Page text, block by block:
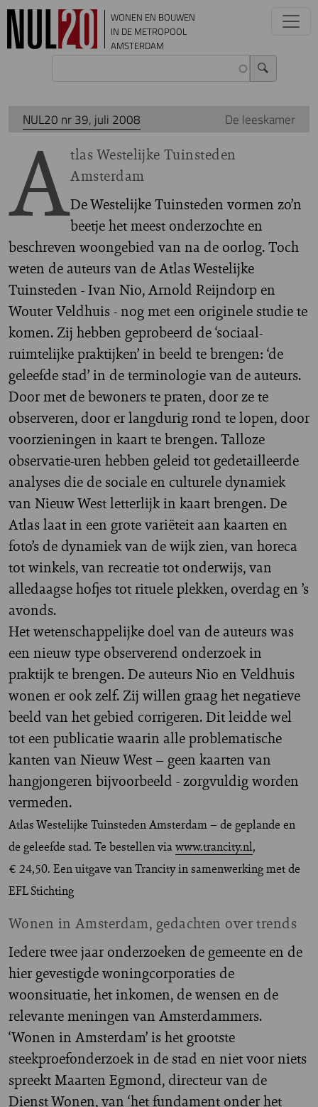
Overslaan en naar de inhoud gaan
WONEN EN BOUWEN
IN DE METROPOOL
AMSTERDAM
NUL20 nr 39, juli 2008 De leeskamer
Atlas Westelijke Tuinsteden
Amsterdam
De Westelijke Tuinsteden vormen zo’n
beetje het meest onderzochte en
beschreven woongebied van na de oorlog. Toch
weten de auteurs van de Atlas Westelijke
Tuinsteden - Ivan Nio, Arnold Reijndorp en
Wouter Veldhuis - nog met een originele studie te
komen. Zij hebben geprobeerd de ‘sociaal-
ruimtelijke praktijken’ in beeld te brengen: ‘de
geleefde stad’ in de terminologie van de auteurs.
Door met de bewoners te praten, door ze te
observeren, door er langdurig rond te lopen, door
voorzieningen in kaart te brengen. Talloze
observatie-uren hebben geleid tot gedetailleerde
analyses die de sociale en culturele dynamiek
van Nieuw West letterlijk in kaart brengen. De
Atlas laat in een grote variëteit aan kaarten en
foto’s de dynamiek van de wijk zien, van horeca
tot winkels, van recreatie tot onderwijs, van
alledaagse hofjes tot rituele plekken, overdag en ’s
avonds.
Het wetenschappelijke doel van de auteurs was
een nieuw type observerend onderzoek in
praktijk te brengen. De auteurs Nio en Veldhuis
wonen er ook zelf. Zij willen graag het negatieve
beeld van het gebied corrigeren. Dit leidde wel
tot een publicatie waarin alle problematische
kanten van Nieuw West – geen kaarten van
hangjongeren bijvoorbeeld - zorgvuldig worden
vermeden.
Atlas Westelijke Tuinsteden Amsterdam – de geplande en
de geleefde stad. Te bestellen viawww.trancity.nl,
€ 24,50. Een uitgave van Trancity in samenwerking met de
EFL Stichting
Wonen in Amsterdam, gedachten over trends
Iedere twee jaar onderzoeken de gemeente en de
hier gevestigde woningcorporaties de
woonsituatie, het inkomen, de wensen en de
relevante meningen van Amsterdammers.
‘Wonen in Amsterdam’ is het grootste
steekproefonderzoek in de stad en niet voor niets
spreekt Maarten Egmond, directeur van de
Dienst Wonen, van ‘het fundament onder het